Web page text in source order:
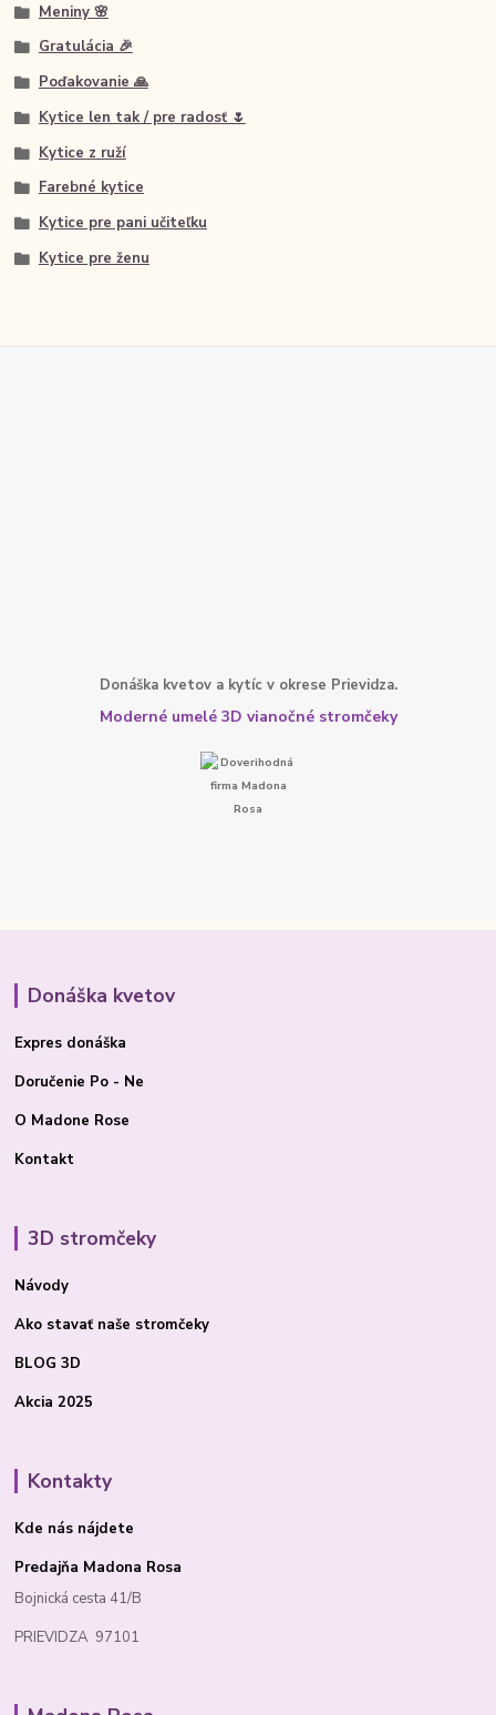
Meniny 🌸
Gratulácia 🎉
Poďakovanie 🙏
Kytice len tak / pre radosť 🌷
Kytice z ruží
Farebné kytice
Kytice pre pani učiteľku
Kytice pre ženu
Donáška kvetov a kytíc v okrese Prievidza.
Moderné umelé 3D vianočné stromčeky
Donáška kvetov
Expres donáška
Doručenie Po - Ne
O Madone Rose
Kontakt
3D stromčeky
Návody
Ako stavať naše stromčeky
BLOG 3D
Akcia 2025
Kontakty
Kde nás nájdete
Predajňa Madona Rosa
Bojnická cesta 41/B
PRIEVIDZA 97101